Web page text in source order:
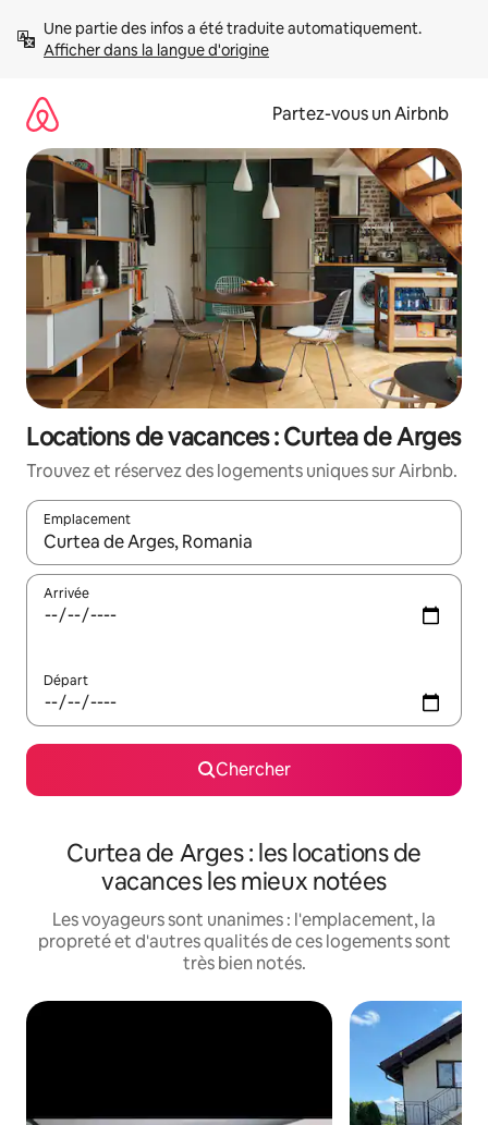
directement
Afficher dans la langue d'origine
Partez-vous un Airbnb
Locations de vacances : Curtea de Arges
Trouvez et réservez des logements uniques sur Airbnb.
Emplacement
Quand les résultats sont affichés, parcourez-les en utilisant
Arrivée
Départ
Chercher
Curtea de Arges : les locations de
vacances les mieux notées
Les voyageurs sont unanimes : l'emplacement, la
propreté et d'autres qualités de ces logements sont
très bien notés.